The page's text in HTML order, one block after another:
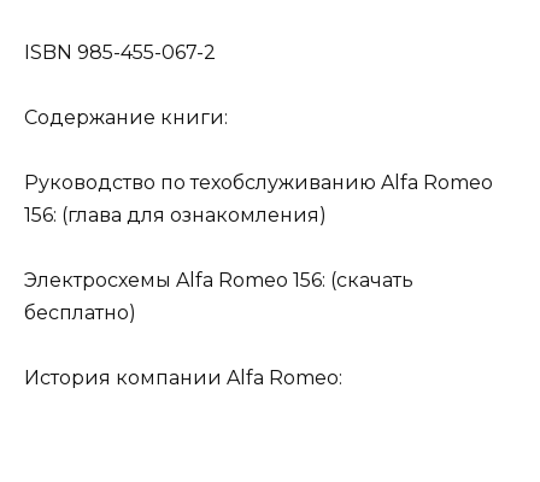
ISBN 985-455-067-2
Содержание книги:
Руководство по техобслуживанию Alfa Romeo
156: (глава для ознакомления)
Электросхемы Alfa Romeo 156: (скачать
бесплатно)
История компании Alfa Romeo: